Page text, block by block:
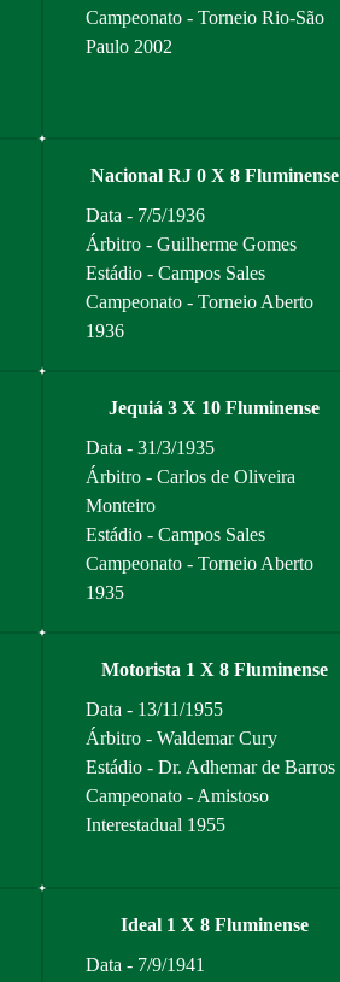
Campeonato - Torneio Rio-São
Paulo 2002
Nacional RJ 0 X 8 Fluminense
Data - 7/5/1936
Árbitro - Guilherme Gomes
Estádio - Campos Sales
Campeonato - Torneio Aberto
1936
Jequiá 3 X 10 Fluminense
Data - 31/3/1935
Árbitro - Carlos de Oliveira
Monteiro
Estádio - Campos Sales
Campeonato - Torneio Aberto
1935
Motorista 1 X 8 Fluminense
Data - 13/11/1955
Árbitro - Waldemar Cury
Estádio - Dr. Adhemar de Barros
Campeonato - Amistoso
Interestadual 1955
Ideal 1 X 8 Fluminense
Data - 7/9/1941